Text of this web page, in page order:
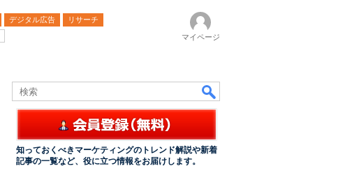
デジタル広告
リサーチ
マイページ
知っておくべきマーケティングのトレンド解説や新着
記事の一覧など、役に立つ情報をお届けします。